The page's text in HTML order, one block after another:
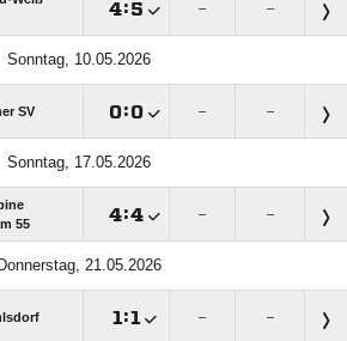
: – –
Sonntag, 10.05.2026
SV : – –
Sonntag, 17.05.2026
55
: – –
21.05.2026
 : – –